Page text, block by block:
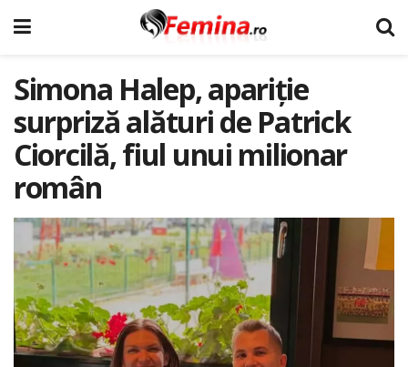
Simona Halep, apariție
surpriză alături de Patrick
Ciorcilă, fiul unui milionar
român